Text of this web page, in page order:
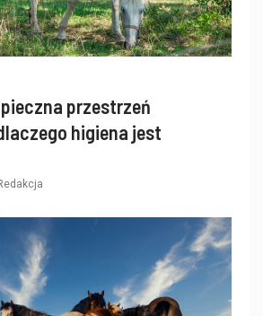
przestrzeń
higiena jest